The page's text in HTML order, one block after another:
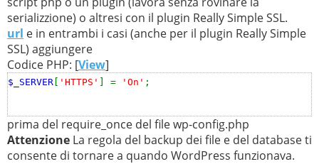
serializzione) o altresi con il plugin Really Simple SSL.
url e in entrambi i casi (anche per il plugin Really Simple
SSL) aggiungere
Codice PHP: [View]
$_SERVER [ 'HTTPS' ] = 'On' ;
prima del require_once del file wp-config.php
Attenzione La regola del backup dei file e del database ti
consente di tornare a quando WordPress funzionava.